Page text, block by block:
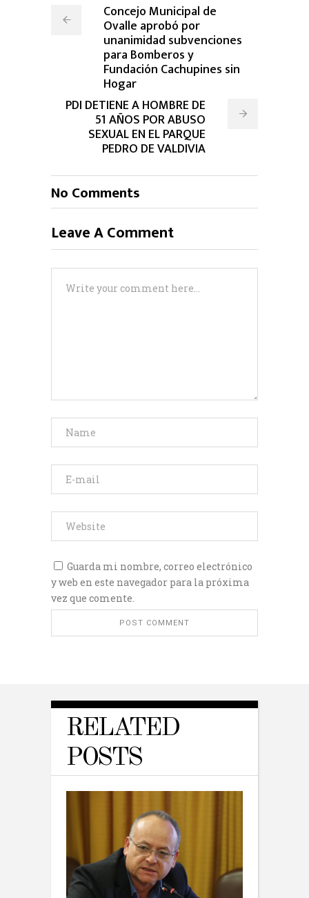
Concejo Municipal de
Ovalle aprobó por
unanimidad subvenciones
para Bomberos y
Fundación Cachupines sin
Hogar
PDI DETIENE A HOMBRE DE
51 AÑOS POR ABUSO
SEXUAL EN EL PARQUE
PEDRO DE VALDIVIA
No Comments
Leave A Comment
Guarda mi nombre, correo electrónico
y web en este navegador para la próxima
vez que comente.
RELATED
POSTS